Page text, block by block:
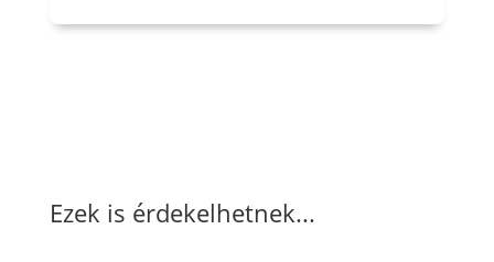
Ezek is érdekelhetnek...